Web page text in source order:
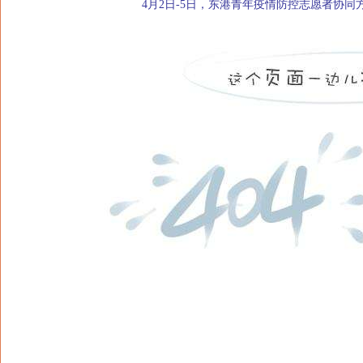
4月2日-5日，东港青年疫情防控志愿者协